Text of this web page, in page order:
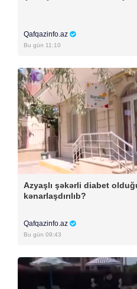
Qafqazinfo.az
Bu gün 11:10
Azyaşlı şəkərli diabet
kənarlaşdırılıb?
Qafqazinfo.az
Bu gün 09:43